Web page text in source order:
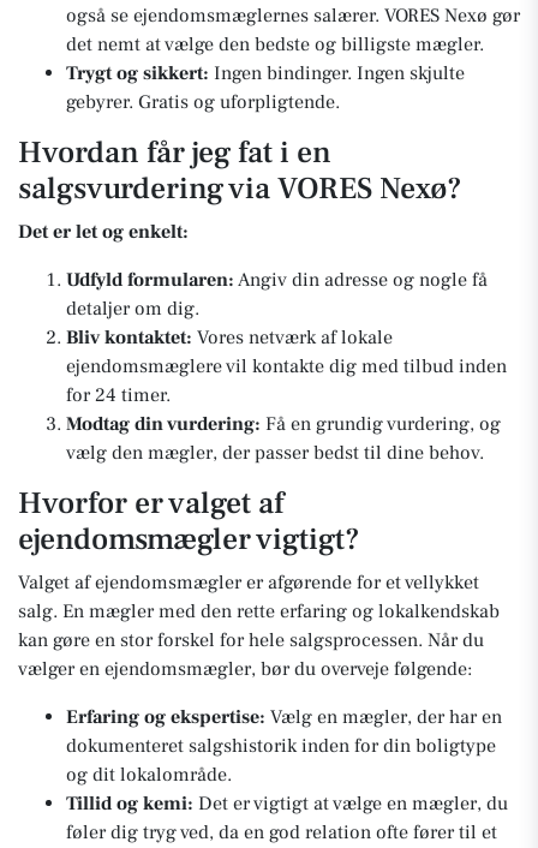
også se ejendomsmæglernes salærer. VORES Nexø gør
det nemt at vælge den bedste og billigste mægler.
Trygt og sikkert: Ingen bindinger. Ingen skjulte
gebyrer. Gratis og uforpligtende.
Hvordan får jeg fat i en
salgsvurdering via VORES Nexø?
Det er let og enkelt:
Udfyld formularen: Angiv din adresse og nogle få
detaljer om dig.
Bliv kontaktet: Vores netværk af lokale
ejendomsmæglere vil kontakte dig med tilbud inden
for 24 timer.
Modtag din vurdering: Få en grundig vurdering, og
vælg den mægler, der passer bedst til dine behov.
Hvorfor er valget af
ejendomsmægler vigtigt?
Valget af ejendomsmægler er afgørende for et vellykket
salg. En mægler med den rette erfaring og lokalkendskab
kan gøre en stor forskel for hele salgsprocessen. Når du
vælger en ejendomsmægler, bør du overveje følgende:
Erfaring og ekspertise: Vælg en mægler, der har en
dokumenteret salgshistorik inden for din boligtype
og dit lokalområde.
Tillid og kemi: Det er vigtigt at vælge en mægler, du
føler dig tryg ved, da en god relation ofte fører til et